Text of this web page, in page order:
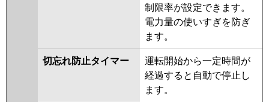
制限率が設定できます。
電力量の使いすぎを防ぎ
ます。
切忘れ防止タイマー
運転開始から一定時間が
経過すると自動で停止し
ます。